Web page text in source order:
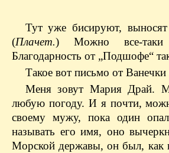
Тут уже бисируют,
(Плачет.) Можно все-таки
Благодарность от „Подшофе“
Такое вот письмо от Ванечки
Меня зовут Мария Драй.
любую погоду. И я почти,
своему мужу, пока один
называть его имя, оно
Морской державы, он был, как